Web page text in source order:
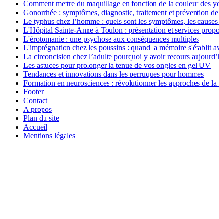
Comment mettre du maquillage en fonction de la couleur des
Gonorrhée : symptômes, diagnostic, traitement et prévention
Le typhus chez l’homme : quels sont les symptômes, les
L'Hôpital Sainte-Anne à Toulon : présentation et services
L'érotomanie : une psychose aux conséquences multiples
L'imprégnation chez les poussins : quand la mémoire s'établit
La circoncision chez l’adulte pourquoi y avoir recours
Les astuces pour prolonger la tenue de vos ongles en gel UV
Tendances et innovations dans les perruques pour hommes
Formation en neurosciences : révolutionner les approches de la
Footer
Contact
A propos
Plan du site
Accueil
Mentions légales